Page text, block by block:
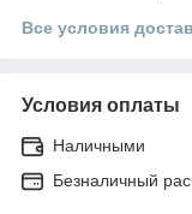
Все условия
Условия оплаты
Наличными
Безналичный